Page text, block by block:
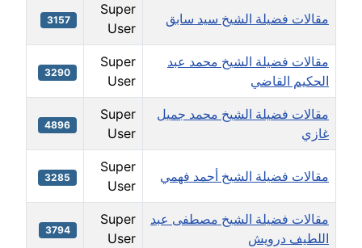
مقالات فضيلة الشيخ سيد سابق
Super
User
3157
مقالات فضيلة الشيخ محمد عبد
الحكيم القاضي
Super
User
3290
مقالات فضيلة الشيخ محمد جميل
غازي
Super
User
4896
مقالات فضيلة الشيخ أحمد فهمي
Super
User
3285
مقالات فضيلة الشيخ مصطفى عبد
اللطيف درويش
Super
User
3794